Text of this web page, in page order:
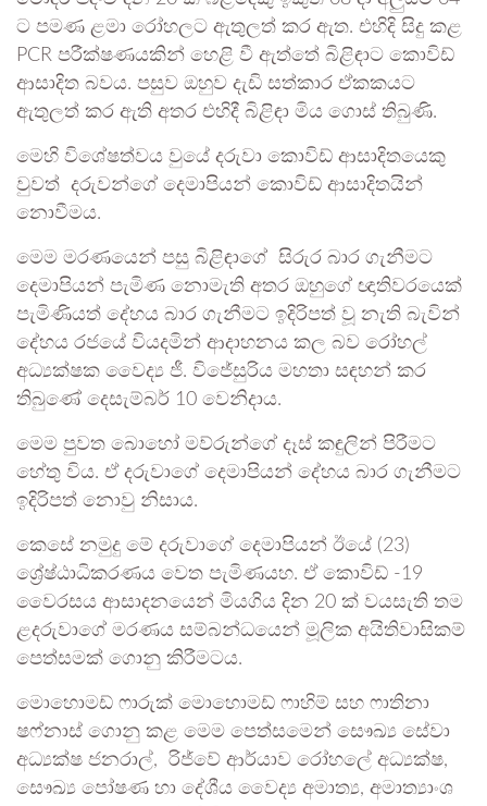
ට පමණ ළමා රෝහලට ඇතුලත් කර ඇත. එහිදි සිදු කළ
PCR පරීක්ෂණයකින් හෙළි වී ඇත්තේ බිළිඳාට කොවිඩ්
ආසාදිත බවය. පසුව ඔහුව දැඩි සත්කාර ඒකකයට
ඇතුලත් කර ඇති අතර එහිදී බිළිඳා මිය ගොස් තිබුණි.
මෙහි විශේෂත්වය වුයේ දරුවා කොවිඩ් ආසාදිතයෙකු
වුවත් දරුවන්ගේ දෙමාපියන් කොවිඩ් ආසාදිතයින්
නොවීමය.
මෙම මරණයෙන් පසු බිළිඳාගේ සිරුර බාර ගැනීමට
දෙමාපියන් පැමිණ නොමැති අතර ඔහුගේ ඥාතිවරයෙක්
පැමිණියත් දේහය බාර ගැනීමට ඉදිරිපත් වූ නැති බැවින්
දේහය රජයේ වියදමින් ආදාහනය කල බව රෝහල්
අධ්‍යක්ෂක වෛද්‍ය ජී. විජේසුරිය මහතා සඳහන් කර
තිබුණේ දෙසැම්බර් 10 වෙනිදාය.
මෙම පුවත බොහෝ මව්රුන්ගේ දෑස් කඳුලින් පිරීමට
හේතු විය. ඒ දරුවාගේ දෙමාපියන් දේහය බාර ගැනීමට
ඉදිරිපත් නොවු නිසාය.
කෙසේ නමුදු මේ දරුවාගේ දෙමාපියන් ඊයේ (23)
ශ්‍රේෂ්ඨාධිකරණය වෙත පැමිණයහ. ඒ කොවිඩ් -19
වෛරසය ආසාදනයෙන් මියගිය දින 20 ක් වයසැති තම
ළදරුවාගේ මරණය සම්බන්ධයෙන් මූලික අයිතිවාසිකම්
පෙත්සමක් ගොනු කිරීමටය.
මොහොමඩ් ෆාරුක් මොහොමඩ් ෆාහිම් සහ ෆාතිනා
ෂෆ්නාස් ගොනු කළ මෙම පෙත්සමෙන් සෞඛ්‍ය සේවා
අධ්‍යක්ෂ ජනරාල්, රිජ්වේ ආර්යාව රෝහලේ අධ්‍යක්ෂ,
සෞඛ්‍ය පෝෂණ හා දේශීය වෛද්‍ය අමාත්‍ය, අමාත්‍යාංශ